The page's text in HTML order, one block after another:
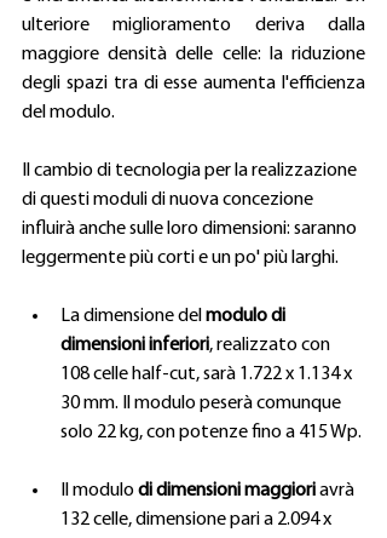
ulteriore miglioramento deriva dalla
maggiore densità delle celle: la riduzione
degli spazi tra di esse aumenta l'efficienza
del modulo.
Il cambio di tecnologia per la realizzazione
di questi moduli di nuova concezione
influirà anche sulle loro dimensioni: saranno
leggermente più corti e un po' più larghi.
La dimensione del modulo di
dimensioni inferiori, realizzato con
108 celle half-cut, sarà 1.722 x 1.134 x
30 mm. Il modulo peserà comunque
solo 22 kg, con potenze fino a 415 Wp.
Il modulo di dimensioni maggiori avrà
132 celle, dimensione pari a 2.094 x